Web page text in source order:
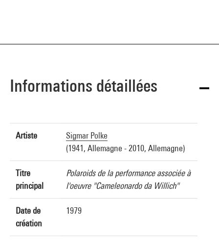
Informations détaillées
Artiste
Sigmar Polke
(1941, Allemagne - 2010, Allemagne)
Titre
principal
Polaroids de la performance associée à
l'oeuvre "Cameleonardo da Willich"
Date de
création
1979